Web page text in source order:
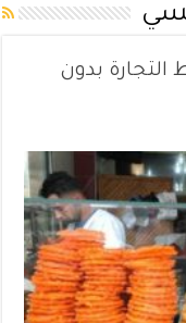
بدون